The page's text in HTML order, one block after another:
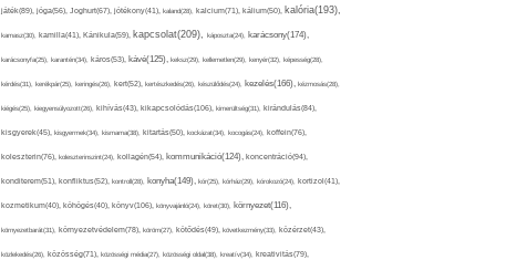
játék(89), jóga(56), Joghurt(67), jótékony(41), kaland(28), kalcium(71), kálium(50), kalória(193),
kamasz(30), kamilla(41), Kánikula(59), kapcsolat(209), káposzta(24), karácsony(174),
karácsonyfa(25), karantén(34), káros(53), kávé(125), keksz(29), kellemetlen(29), kenyér(32), képesség(28),
kérdés(31), kerékpár(25), keringés(26), kert(52), kertészkedés(26), készülődés(24), kezelés(166), kézmosás(28),
kiégés(25), kiegyensúlyozott(26), kihívás(43), kikapcsolódás(106), kimerültség(31), kirándulás(84),
kisgyerek(45), kisgyermek(34), kismama(38), kitartás(50), kockázat(34), kocogás(24), koffein(76),
koleszterin(76), koleszterinszint(24), kollagén(54), kommunikáció(124), koncentráció(94),
konditerem(51), konfliktus(52), kontroll(28), konyha(149), kór(25), kórház(29), kórokozó(24), kortizol(41),
kozmetikum(40), köhögés(40), könyv(106), könyvajánló(24), köret(30), környezet(116),
környezetbarát(31), környezetvédelem(78), köröm(27), kötődés(49), következmény(33), közérzet(43),
közlekedés(26), közösség(71), közösségi média(27), közösségi oldal(38), kreatív(34), kreativitás(79),